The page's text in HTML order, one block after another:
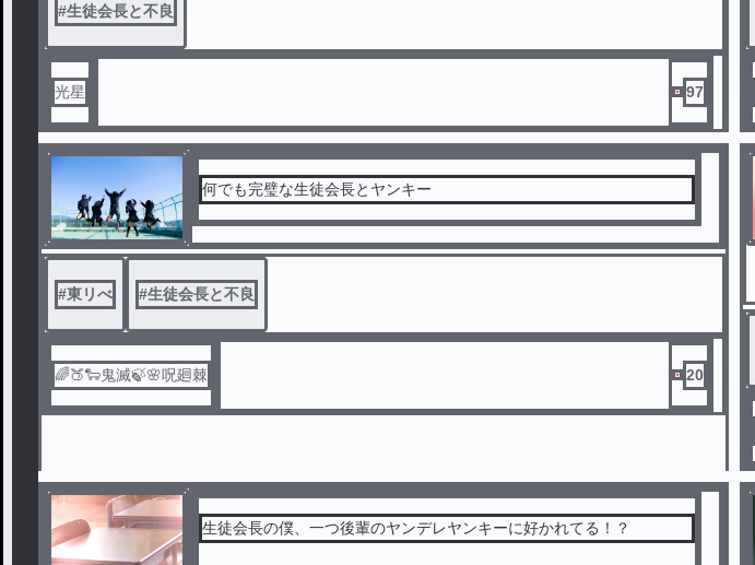
#生徒会長と不良
光星 97
何でも完璧な生徒会長とヤンキー
#東リべ #生徒会長と不良
🌈🍑🐑鬼滅🍃🌸呪廻棘 20
生徒会長の僕、一つ後輩のヤンデレヤンキーに好かれてる！？